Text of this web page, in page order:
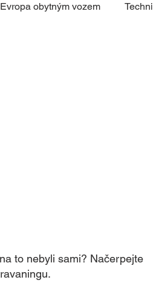
Evropa obytným vozem
to nebyli sami? Načerpejte